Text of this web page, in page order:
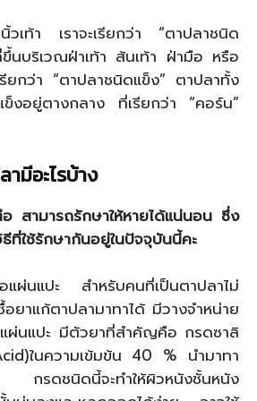
วเท้า เราจะเรียกว่า “ตาปลาชนิด
นบริเวณฝ่าเท้า ส้นเท้า ฝ่ามือ หรือ
รียกว่า “ตาปลาชนิดแข็ง” ตาปลาทั้ง
งอยู่ตางกลาง ที่เรียกว่า “คอร์น”
มีอะไรบ้าง
อ สามารถรักษาให้หายได้แน่นอน ซึ่ง
ที่ใช้รักษากันอยู่ในปัจจุบันนี้คะ
แผ่นแปะ สำหรับคนที่เป็นตาปลาไม่
ยาแก้ตาปลามาทาได้ มีวางจำหน่าย
ผ่นแปะ มีตัวยาที่สำคัญคือ กรดซาลิ
ในความเข้มข้น 40 % นำมาทา
กรดชนิดนี้จะทำให้ผิวหนังชั้นหนัง